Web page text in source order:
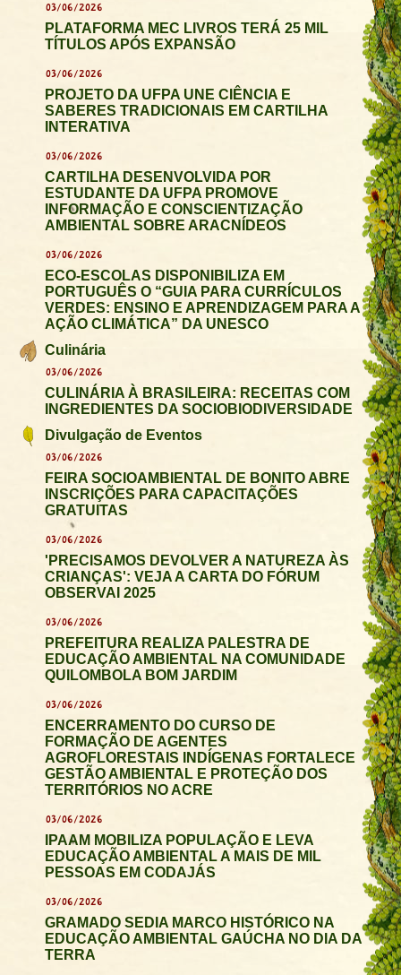
03/06/2026
PLATAFORMA MEC LIVROS TERÁ 25 MIL
TÍTULOS APÓS EXPANSÃO
03/06/2026
PROJETO DA UFPA UNE CIÊNCIA E
SABERES TRADICIONAIS EM CARTILHA
INTERATIVA
03/06/2026
CARTILHA DESENVOLVIDA POR
ESTUDANTE DA UFPA PROMOVE
INFORMAÇÃO E CONSCIENTIZAÇÃO
AMBIENTAL SOBRE ARACNÍDEOS
03/06/2026
ECO-ESCOLAS DISPONIBILIZA EM
PORTUGUÊS O “GUIA PARA CURRÍCULOS
VERDES: ENSINO E APRENDIZAGEM PARA A
AÇÃO CLIMÁTICA” DA UNESCO
Culinária
03/06/2026
CULINÁRIA À BRASILEIRA: RECEITAS COM
INGREDIENTES DA SOCIOBIODIVERSIDADE
Divulgação de Eventos
03/06/2026
FEIRA SOCIOAMBIENTAL DE BONITO ABRE
INSCRIÇÕES PARA CAPACITAÇÕES
GRATUITAS
03/06/2026
'PRECISAMOS DEVOLVER A NATUREZA ÀS
CRIANÇAS': VEJA A CARTA DO FÓRUM
OBSERVAI 2025
03/06/2026
PREFEITURA REALIZA PALESTRA DE
EDUCAÇÃO AMBIENTAL NA COMUNIDADE
QUILOMBOLA BOM JARDIM
03/06/2026
ENCERRAMENTO DO CURSO DE
FORMAÇÃO DE AGENTES
AGROFLORESTAIS INDÍGENAS FORTALECE
GESTÃO AMBIENTAL E PROTEÇÃO DOS
TERRITÓRIOS NO ACRE
03/06/2026
IPAAM MOBILIZA POPULAÇÃO E LEVA
EDUCAÇÃO AMBIENTAL A MAIS DE MIL
PESSOAS EM CODAJÁS
03/06/2026
GRAMADO SEDIA MARCO HISTÓRICO NA
EDUCAÇÃO AMBIENTAL GAÚCHA NO DIA DA
TERRA